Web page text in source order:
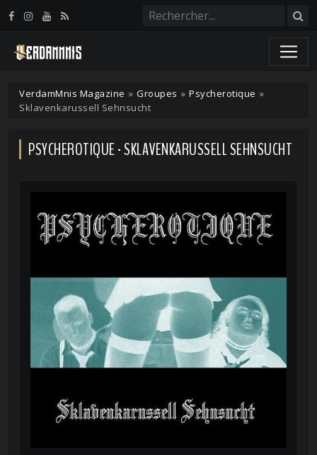
VerdamMnis Magazine » Groupes » Psycherotique »
Sklavenkarussell Sehnsucht
PSYCHEROTIQUE - SKLAVENKARUSSELL SEHNSUCHT
Panneau de gestion des cookies